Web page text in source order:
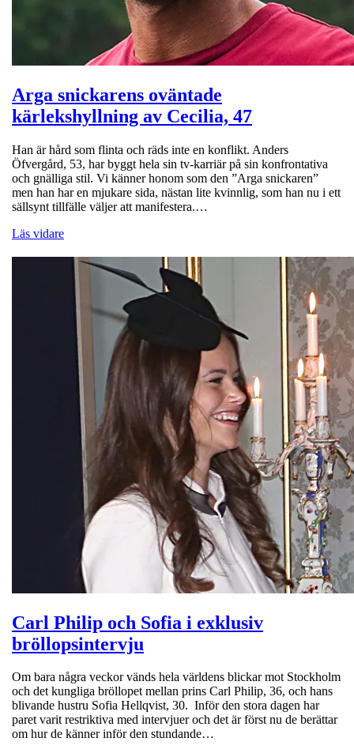
Arga snickarens oväntade
kärlekshyllning av Cecilia, 47
Han är hård som flinta och räds inte en konflikt. Anders
Öfvergård, 53, har byggt hela sin tv-karriär på sin konfrontativa
och gnälliga stil. Vi känner honom som den ”Arga snickaren”
men han har en mjukare sida, nästan lite kvinnlig, som han nu i ett
sällsynt tillfälle väljer att manifestera.…
Läs vidare
Carl Philip och Sofia i exklusiv
bröllopsintervju
Om bara några veckor vänds hela världens blickar mot Stockholm
och det kungliga bröllopet mellan prins Carl Philip, 36, och hans
blivande hustru Sofia Hellqvist, 30. Inför den stora dagen har
paret varit restriktiva med intervjuer och det är först nu de berättar
om hur de känner inför den stundande…